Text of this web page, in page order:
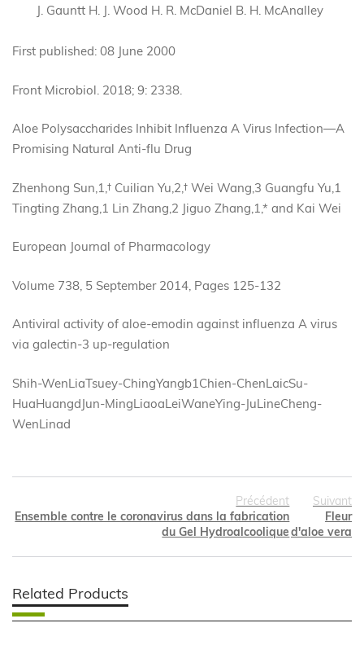
J. Gauntt H. J. Wood H. R. McDaniel B. H. McAnalley
First published: 08 June 2000
Front Microbiol. 2018; 9: 2338.
Aloe Polysaccharides Inhibit Influenza A Virus Infection—A
Promising Natural Anti-flu Drug
Zhenhong Sun,1,† Cuilian Yu,2,† Wei Wang,3 Guangfu Yu,1
Tingting Zhang,1 Lin Zhang,2 Jiguo Zhang,1,* and Kai Wei
European Journal of Pharmacology
Volume 738, 5 September 2014, Pages 125-132
Antiviral activity of aloe-emodin against influenza A virus
via galectin-3 up-regulation
Shih-WenLiaTsuey-ChingYangb1Chien-ChenLaicSu-
HuaHuangdJun-MingLiaoaLeiWaneYing-JuLineCheng-
WenLinad
Précédent
Ensemble contre le coronavirus dans la fabrication
du Gel Hydroalcoolique
Suivant
Fleur
d'aloe vera
Related Products